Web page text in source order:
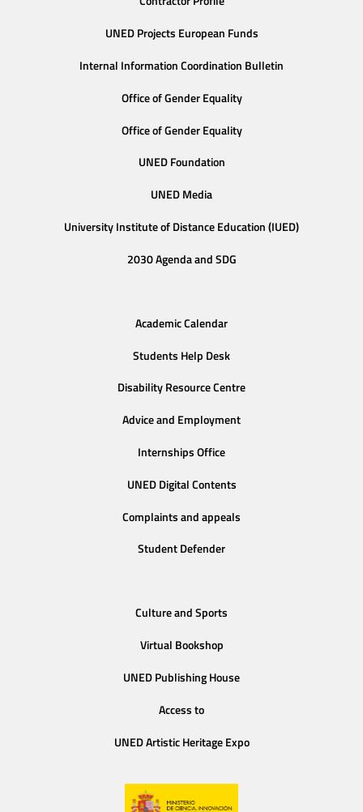
UNED Projects European Funds
Internal Information Coordination Bulletin
Office of Gender Equality
Office of Gender Equality
UNED Foundation
UNED Media
University Institute of Distance Education (IUED)
2030 Agenda and SDG
Academic Calendar
Students Help Desk
Disability Resource Centre
Advice and Employment
Internships Office
UNED Digital Contents
Complaints and appeals
Student Defender
Culture and Sports
Virtual Bookshop
UNED Publishing House
Access to
UNED Artistic Heritage Expo